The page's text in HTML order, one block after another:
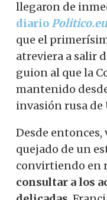
llegaron de
diario Politico.eu
que el
atreviera a salir
guion al que la
mantenido
invasión rusa de
Desde entonces,
quejado de un
convirtiendo en
consultar a los